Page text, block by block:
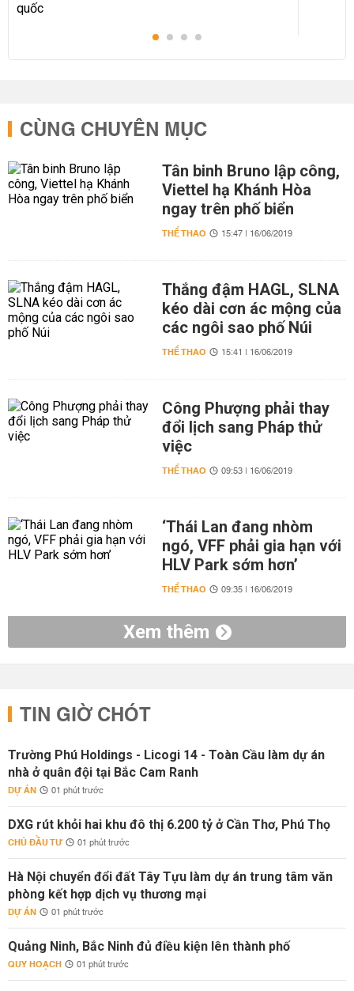
CÙNG CHUYÊN MỤC
Tân binh Bruno lập công,
Viettel hạ Khánh Hòa
ngay trên phố biển
THỂ THAO 15:47 | 16/06/2019
Thắng đậm HAGL, SLNA
kéo dài cơn ác mộng của
các ngôi sao phố Núi
THỂ THAO 15:41 | 16/06/2019
Công Phượng phải thay
đổi lịch sang Pháp thử
việc
THỂ THAO 09:53 | 16/06/2019
‘Thái Lan đang nhòm
ngó, VFF phải gia hạn với
HLV Park sớm hơn’
THỂ THAO 09:35 | 16/06/2019
Xem thêm
TIN GIỜ CHÓT
Trường Phú Holdings - Licogi 14 - Toàn Cầu làm dự án
nhà ở quân đội tại Bắc Cam Ranh
DỰ ÁN 01 phút trước
DXG rút khỏi hai khu đô thị 6.200 tỷ ở Cần Thơ, Phú Thọ
CHỦ ĐẦU TƯ 01 phút trước
Hà Nội chuyển đổi đất Tây Tựu làm dự án trung tâm văn
phòng kết hợp dịch vụ thương mại
DỰ ÁN 01 phút trước
Quảng Ninh, Bắc Ninh đủ điều kiện lên thành phố
QUY HOẠCH 01 phút trước